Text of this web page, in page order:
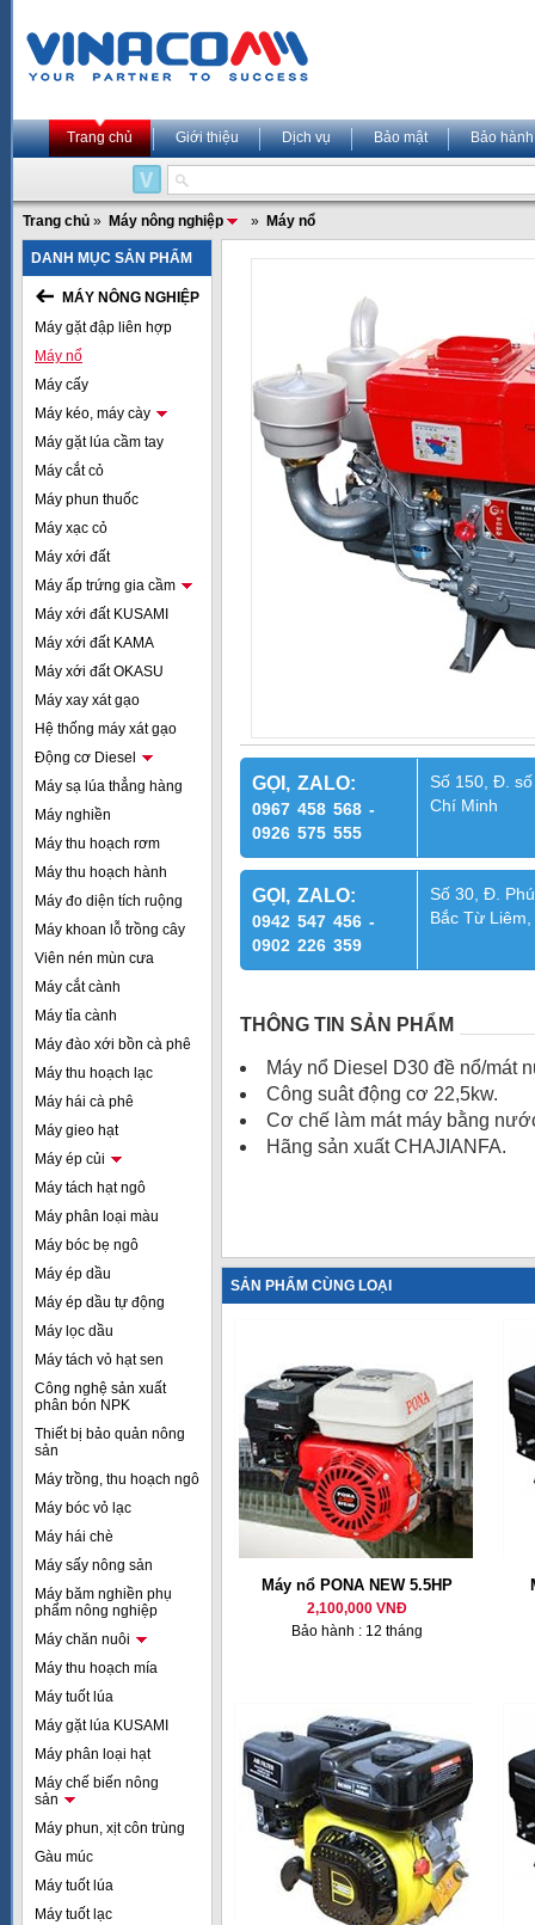
Trang chủ Giới thiệu Dịch vụ Bảo mật Bảo hành
Trang chủ » Máy nông nghiệp » Máy nổ
DANH MỤC SẢN PHẨM
MÁY NÔNG NGHIỆP
Máy gặt đập liên hợp
Máy nổ
Máy cấy
Máy kéo, máy cày
Máy gặt lúa cầm tay
Máy cắt cỏ
Máy phun thuốc
Máy xạc cỏ
Máy xới đất
Máy ấp trứng gia cầm
Máy xới đất KUSAMI
Máy xới đất KAMA
Máy xới đất OKASU
Máy xay xát gạo
Hệ thống máy xát gạo
Động cơ Diesel
Máy sạ lúa thẳng hàng
Máy nghiền
Máy thu hoạch rơm
Máy thu hoạch hành
Máy đo diện tích ruộng
Máy khoan lỗ trồng cây
Viên nén mùn cưa
Máy cắt cành
Máy tỉa cành
Máy đào xới bồn cà phê
Máy thu hoạch lạc
Máy hái cà phê
Máy gieo hạt
Máy ép củi
Máy tách hạt ngô
Máy phân loại màu
Máy bóc bẹ ngô
Máy ép dầu
Máy ép dầu tự động
Máy lọc dầu
Máy tách vỏ hạt sen
Công nghệ sản xuất
phân bón NPK
Thiết bị bảo quản nông
sản
Máy trồng, thu hoạch ngô
Máy bóc vỏ lạc
Máy hái chè
Máy sấy nông sản
Máy băm nghiền phụ
phẩm nông nghiệp
Máy chăn nuôi
Máy thu hoạch mía
Máy tuốt lúa
Máy gặt lúa KUSAMI
Máy phân loại hạt
Máy chế biến nông
sản
Máy phun, xịt côn trùng
Gàu múc
Máy tuốt lúa
Máy tuốt lạc
GỌI, ZALO:
0967 458 568 -
0926 575 555
Số 150, Đ.
Chí Minh
GỌI, ZALO:
0942 547 456 -
0902 226 359
Số 30, Đ.
Bắc Từ
THÔNG TIN SẢN PHẨM
Máy nổ Diesel D30 đề nổ/mát
Công suât động cơ 22,5kw.
Cơ chế làm mát máy bằng
Hãng sản xuất CHAJIANFA.
SẢN PHẨM CÙNG LOẠI
Máy nổ PONA NEW 5.5HP
2,100,000 VNĐ
Bảo hành : 12 tháng